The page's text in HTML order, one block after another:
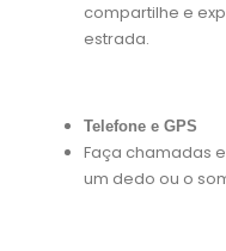
compartilhe e
estrada.
Telefone e GPS
Faça chamadas
um dedo ou o